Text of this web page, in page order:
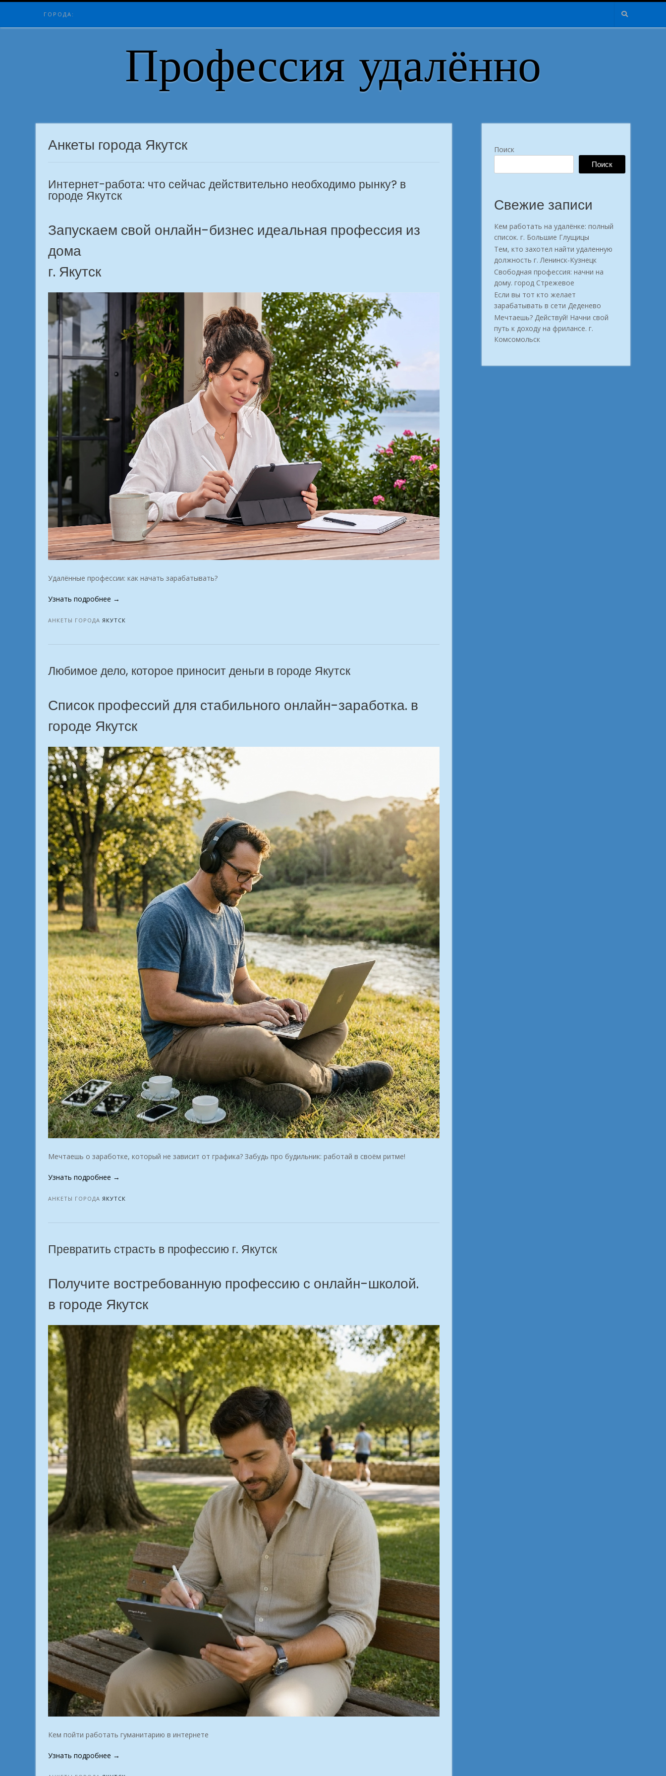
Skip
content
ГОРОДА:
Профессия удалённо
Анкеты города Якутск
Интернет-работа: что сейчас действительно необходимо рынку? в
городе Якутск
Запускаем свой онлайн-бизнес идеальная профессия из
дома
г. Якутск
Удалённые профессии: как начать зарабатывать?
Узнать подробнее «Интернет-
что
действительно
в
→
АНКЕТЫ ГОРОДА ЯКУТСК
Любимое дело, которое приносит деньги в городе Якутск
Список профессий для стабильного онлайн-заработка. в
городе Якутск
Мечтаешь о заработке, который не зависит от графика? Забудь про будильник: работай в своём ритме!
Узнать подробнее «Любимое
которое
деньги
Якутск»
→
АНКЕТЫ ГОРОДА ЯКУТСК
Превратить страсть в профессию г. Якутск
Получите востребованную профессию с онлайн-школой.
в городе Якутск
Кем пойти работать гуманитарию в интернете
Узнать подробнее «Превратить
→
Поиск
Поиск
Свежие записи
Кем работать на удалёнке: полный
список. г. Большие Глущицы
Тем, кто захотел найти удаленную
должность г. Ленинск-Кузнецк
Свободная профессия: начни на
дому. город Стрежевое
Если вы тот кто желает
зарабатывать в сети Деденево
Мечтаешь? Действуй! Начни свой
путь к доходу на фрилансе. г.
Комсомольск